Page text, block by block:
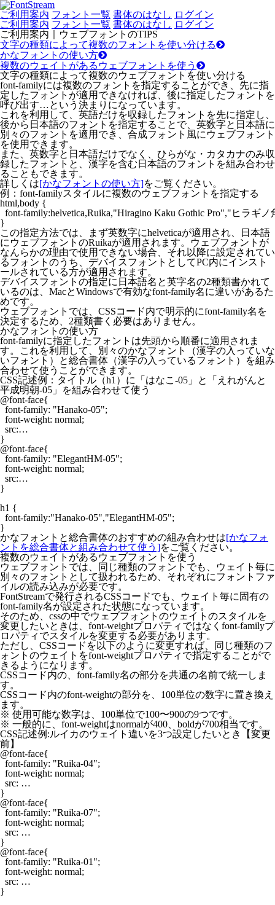
ご利用案内 フォント一覧 書体のはなし ログイン
ご利用案内 フォント一覧 書体のはなし ログイン
ご利用案内｜ウェブフォントのTIPS
文字の種類によって複数のフォントを使い分ける
かなフォントの使い方
複数のウェイトがあるウェブフォントを使う
文字の種類によって複数のウェブフォントを使い分ける
font-familyには複数のフォントを指定することができ、先に指
定したフォントが適用できなければ、後に指定したフォントを
呼び出す…という決まりになっています。
これを利用して、英語だけを収録したフォントを先に指定し、
後から日本語のフォントを指定することで、英数字と日本語に
別々のフォントを適用でき、合成フォント風にウェブフォント
を使用できます。
また、英数字と日本語だけでなく、ひらがな・カタカナのみ収
録したフォントと、漢字を含む日本語のフォントを組み合わせ
ることもできます。
詳しくは[かなフォントの使い方]をご覧ください。
例：font-familyスタイルに複数のウェブフォントを指定する
html,body {
font-family:helvetica,Ruika,"Hiragino Kaku Gothic Pro","ヒラギ
この指定方法では、まず英数字にhelveticaが適用され、日本語
にウェブフォントのRuikaが適用されます。ウェブフォントが
なんらかの理由で使用できない場合、それ以降に設定されてい
るフォントのうち、デバイスフォントとしてPC内にインスト
ールされている方が適用されます。
デバイスフォントの指定に日本語名と英字名の2種類書かれて
いるのは、MacとWindowsで有効なfont-family名に違いがあるた
めです。
ウェブフォントでは、CSSコード内で明示的にfont-family名を
決定するため、2種類書く必要はありません。
かなフォントの使い方
font-familyに指定したフォントは先頭から順番に適用されま
す。これを利用して、別々のかなフォント（漢字の入っていな
いフォント）と総合書体（漢字の入っているフォント）を組み
合わせて使うことができます。
CSS記述例：タイトル（h1）に「はなこ-05」と「えれがんと
平成明朝-05」を組み合わせて使う
@font-face{
  font-family: "Hanako-05";
  font-weight: normal;
  src:…
}
@font-face{
  font-family: "ElegantHM-05";
  font-weight: normal;
  src:…
}
h1 {
  font-family:"Hanako-05","ElegantHM-05";
かなフォントと総合書体のおすすめの組み合わせは[かなフォ
ントを総合書体と組み合わせて使う]をご覧ください。
複数のウェイトがあるウェブフォントを使う
ウェブフォントでは、同じ種類のフォントでも、ウェイト毎に
別々のフォントとして扱われるため、それぞれにフォントファ
イルの読み込みが必要です。
FontStreamで発行されるCSSコードでも、ウェイト毎に固有の
font-family名が設定された状態になっています。
そのため、cssの中でウェブフォントのウェイトのスタイルを
変更したいときは、font-weightプロパティではなくfont-familyプ
ロパティでスタイルを変更する必要があります。
ただし、CSSコードを以下のように変更すれば、同じ種類のフ
ォントのウェイトをfont-weightプロパティで指定することがで
きるようになります。
CSSコード内の、font-family名の部分を共通の名前で統一しま
す。
CSSコード内のfont-weightの部分を、100単位の数字に置き換え
ます。
※ 使用可能な数字は、100単位で100〜900の9つです。
※ 一般的に、font-weightはnormalが400、boldが700相当です。
CSS記述例:ルイカのウェイト違いを3つ設定したいとき【変更
前】
@font-face{
  font-family: "Ruika-04";
  font-weight: normal;
  src: …
}
@font-face{
  font-family: "Ruika-07";
  font-weight: normal;
  src: …
}
@font-face{
  font-family: "Ruika-01";
  font-weight: normal;
  src: …
}